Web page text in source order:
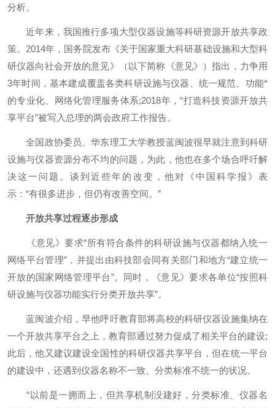
分析。
近年来，我国推行多项大型仪器设施等科研资源开放共享政
策。2014年，国务院发布《关于国家重大科研基础设施和大型科
研仪器向社会开放的意见》（以下简称《意见》）指出，力争用
3年时间，基本建成覆盖各类科研设施与仪器、统一规范、功能*
的专业化、网络化管理服务体系;2018年，“打造科技资源开放共
享平台”被写入总理的两会政府工作报告。
全国政协委员、华东理工大学教授蓝闽波很早就注意到科研
设施与仪器资源分布不均的问题，为此，他也在多个场合呼吁解
决这一问题。谈到近些年的改变，他对《中国科学报》表
示：“有很多进步，但仍有改善空间。”
开放共享过程逐步形成
《意见》要求“所有符合条件的科研设施与仪器都纳入统一
网络平台管理”，并提出由科技部会同有关部门和地方“建立统一
开放的国家网络管理平台”。同时，《意见》要求各单位“按照科
研设施与仪器功能实行分类开放共享”。
蓝闽波介绍，早他呼吁教育部将高校的科研仪器设施集纳在
一个开放共享平台之上，教育部通过努力促成了相关平台的建设;
此后，他又建议建设全国性的科研仪器共享平台，但在统一平台
的建设中，还遇到仪器名称不一致、分类标准不统一的状况。
“以前是一拥而上，但共享机制没建好，分类标准、仪器名